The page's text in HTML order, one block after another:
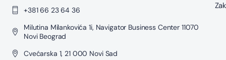
+381 66 23 64 36
Milutina Milankovića 1i, Navigator Business Center 11070
Novi Beograd
Cvećarska 1, 21 000 Novi Sad